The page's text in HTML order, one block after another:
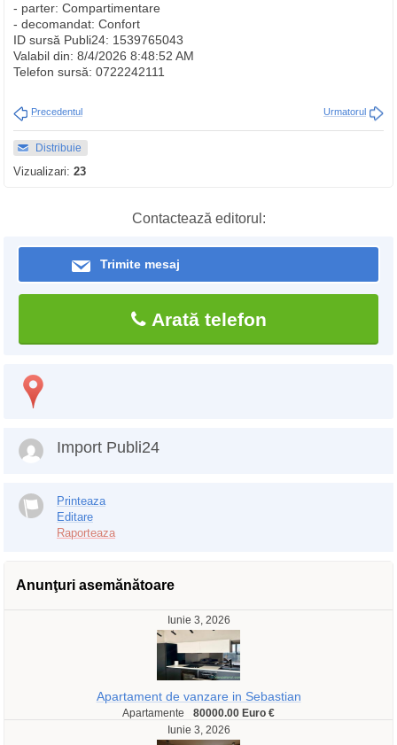
- parter: Compartimentare
- decomandat: Confort
ID sursă Publi24: 1539765043
Valabil din: 8/4/2026 8:48:52 AM
Telefon sursă: 0722242111
Precedentul Urmatorul
Distribuie
Vizualizari: 23
Contactează editorul:
Trimite mesaj
Arată telefon
Import Publi24
Printeaza
Editare
Raporteaza
Anunţuri asemănătoare
Iunie 3, 2026
Apartament de vanzare in Sebastian
Apartamente
80000.00 Euro €
Iunie 3, 2026